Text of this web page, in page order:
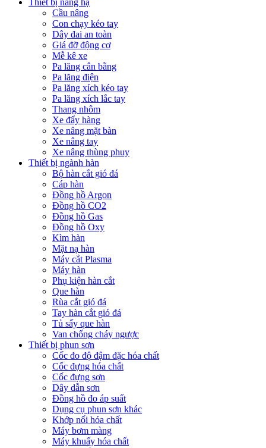
Cầu nâng
Con chạy kéo tay
Dây đai an toàn
Giá đỡ động cơ
Mễ kê xe
Pa lăng cân bằng
Pa lăng điện
Pa lăng xích kéo tay
Pa lăng xích lắc tay
Thang nhôm
Xe đẩy hàng
Xe nâng mặt bàn
Xe nâng tay
Xe nâng thùng phuy
Thiết bị ngành hàn
Bộ hàn cắt gió đá
Cáp hàn
Đồng hồ Argon
Đồng hồ CO2
Đồng hồ Gas
Đồng hồ Oxy
Kìm hàn
Mặt nạ hàn
Máy cắt Plasma
Máy hàn
Phụ kiện hàn cắt
Que hàn
Rùa cắt gió đá
Tay hàn cắt gió đá
Tủ sấy que hàn
Van chống cháy ngược
Thiết bị phun sơn
Cốc đo độ đậm đặc hóa chất
Cốc đựng hóa chất
Cốc đựng sơn
Dây dẫn sơn
Đồng hồ đo áp suất
Dụng cụ phun sơn khác
Khớp nối hóa chất
Máy bơm màng
Máy khuấy hóa chất